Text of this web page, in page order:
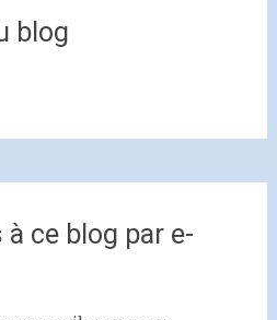
blog
ce blog par e-